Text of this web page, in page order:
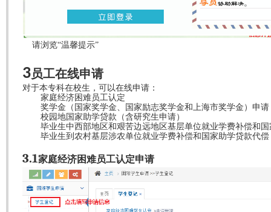
请浏览“温馨提示”
3员工在线申请
对于本专科在校生，可以在线申请：
家庭经济困难员工认定
奖学金（国家奖学金、国家励志奖学金和上海市奖学金）申请
校园地国家助学贷款（含研究生申请）
毕业生中西部地区和艰苦边远地区基层单位就业学费补偿和
毕业生到农村基层涉农单位就业学费补偿和国家助学贷款代偿
3.1家庭经济困难员工认定申请